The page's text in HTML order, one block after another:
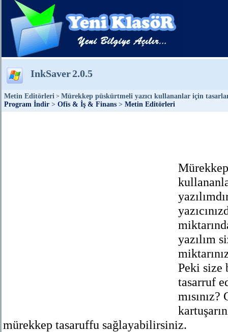
InkSaver2.0.5
Metin Editörleri > Mürekkep püskürtmeli yazıcı kullananlar için
Program İndir > Ofis & İş & Finans > Metin Editörleri
yazılım
Peki size
tasarruf
mürekkep tasaruffu sağlayabilirsiniz.